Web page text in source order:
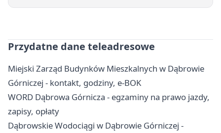
Przydatne dane teleadresowe
Miejski Zarząd Budynków Mieszkalnych w Dąbrowie
Górniczej - kontakt, godziny, e-BOK
WORD Dąbrowa Górnicza - egzaminy na prawo jazdy,
zapisy, opłaty
Dąbrowskie Wodociągi w Dąbrowie Górniczej -